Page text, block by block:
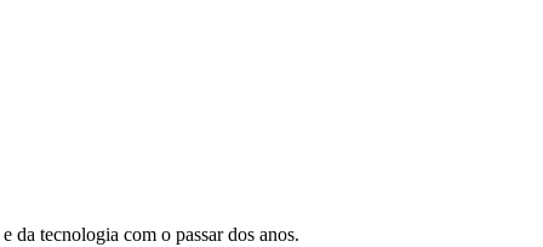
da tecnologia com o passar dos anos.